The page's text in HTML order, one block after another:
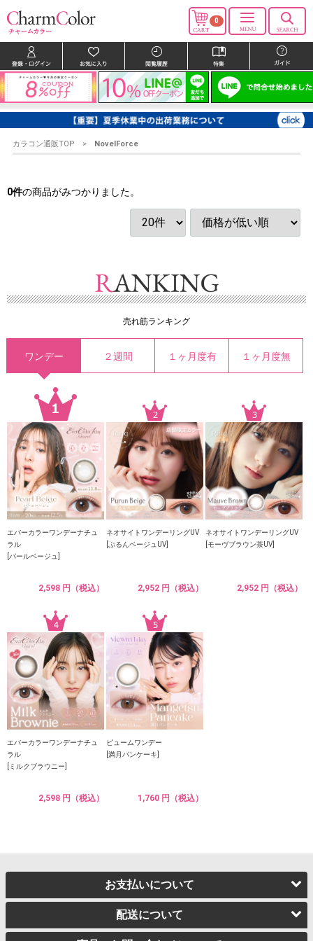
0
カラコン通販TOP NovelForce
0件の商品がみつかりました。
売れ筋ランキング
ワンデー ２週間 １ヶ月度有 １ヶ月度無
エバーカラーワンデーナチュ
ラル
[パールベージュ]
2,598 円（税込）
ネオサイトワンデーリングUV
[ぷるんベージュUV]
2,952 円（税込）
ネオサイトワンデーリングUV
[モーヴブラウン茶UV]
2,952 円（税込）
エバーカラーワンデーナチュ
ラル
[ミルクブラウニー]
2,598 円（税込）
ビュームワンデー
[満月パンケーキ]
1,760 円（税込）
お支払いについて
配送について